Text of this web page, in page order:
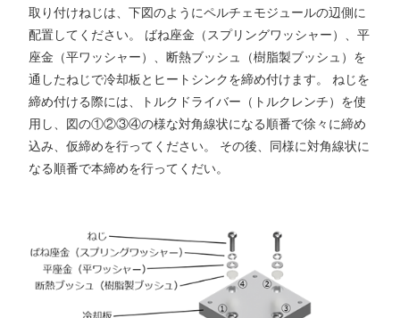
取り付けねじは、下図のようにペルチェモジュールの辺側に
配置してください。 ばね座金（スプリングワッシャー）、平
座金（平ワッシャー）、断熱ブッシュ（樹脂製ブッシュ）を
通したねじで冷却板とヒートシンクを締め付けます。 ねじを
締め付ける際には、トルクドライバー（トルクレンチ）を使
用し、図の①②③④の様な対角線状になる順番で徐々に締め
込み、仮締めを行ってください。 その後、同様に対角線状に
なる順番で本締めを行ってくだい。